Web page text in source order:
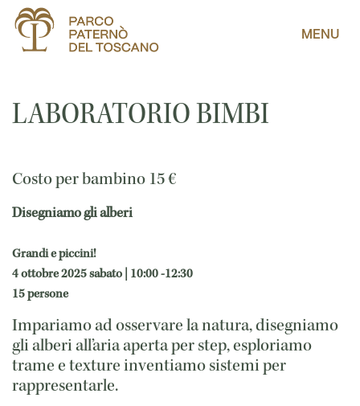
MENU
LABORATORIO BIMBI
Costo per bambino 15€
Disegniamo gli alberi
Grandi e piccini!
4 ottobre 2025 sabato | 10:00 -12:30
15 persone
Impariamo ad osservare la natura, disegniamo
gli alberi all’aria aperta per step, esploriamo
trame e texture inventiamo sistemi per
rappresentarle.